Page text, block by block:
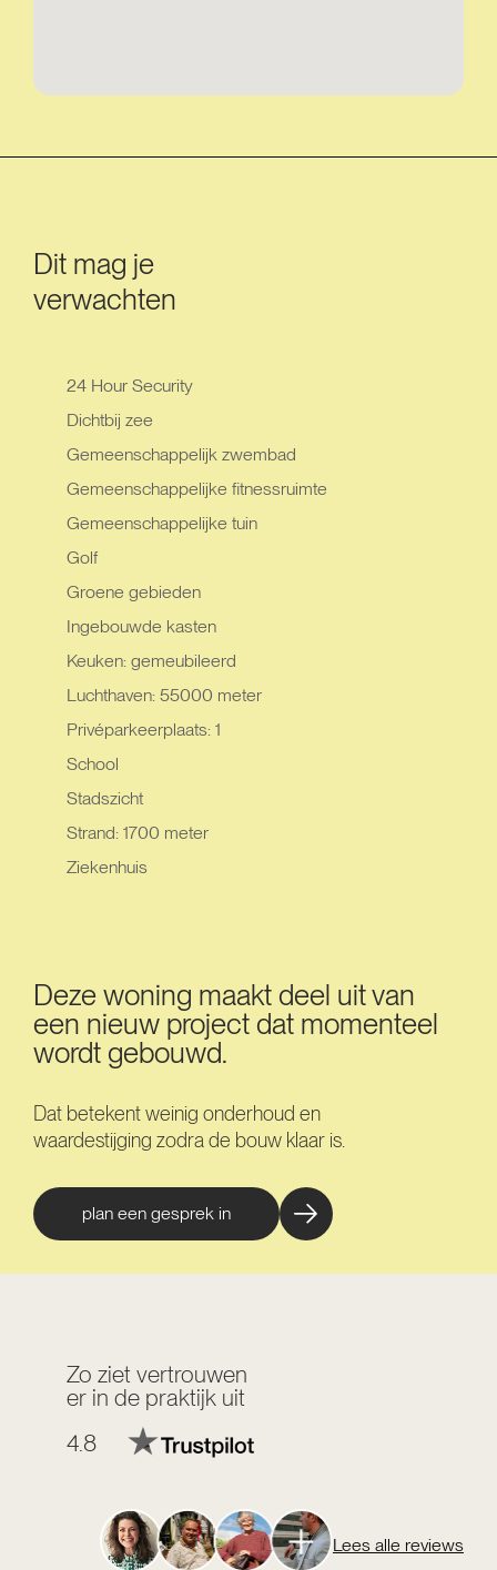
Dit mag je
verwachten
24 Hour Security
Dichtbij zee
Gemeenschappelijk zwembad
Gemeenschappelijke fitnessruimte
Gemeenschappelijke tuin
Golf
Groene gebieden
Ingebouwde kasten
Keuken: gemeubileerd
Luchthaven: 55000 meter
Privéparkeerplaats: 1
School
Stadszicht
Strand: 1700 meter
Ziekenhuis
Deze woning maakt deel uit van
een nieuw project dat momenteel
wordt gebouwd.
Dat betekent weinig onderhoud en
waardestijging zodra de bouw klaar is.
plan een gesprek in
Zo ziet vertrouwen
er in de praktijk uit
4.8
Lees alle reviews